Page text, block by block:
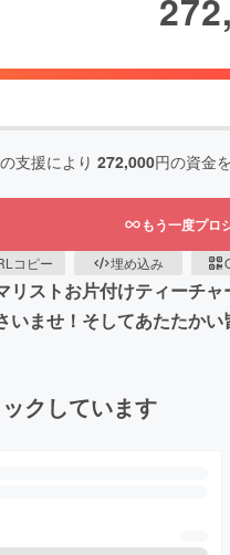
支援により 272,000円の資金
もう一度プロ
コピー 埋め込み
ストお片付けティーチ
ませ！そしてあたたか
クしています